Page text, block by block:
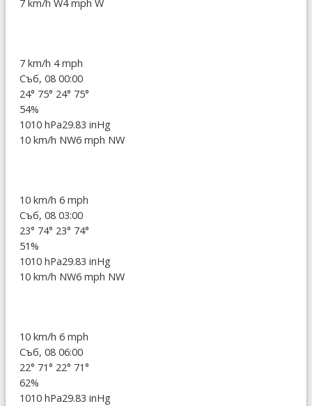
7 km/h W4 mph W
7 km/h 4 mph
Съб, 08 00:00
24° 75° 24° 75°
54%
1010 hPa29.83 inHg
10 km/h NW6 mph NW
10 km/h 6 mph
Съб, 08 03:00
23° 74° 23° 74°
51%
1010 hPa29.83 inHg
10 km/h NW6 mph NW
10 km/h 6 mph
Съб, 08 06:00
22° 71° 22° 71°
62%
1010 hPa29.83 inHg